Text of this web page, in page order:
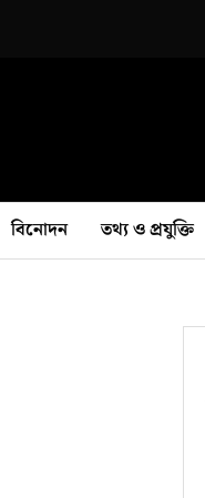
বিনোদন তথ‍্য ও প্রযুক্তি